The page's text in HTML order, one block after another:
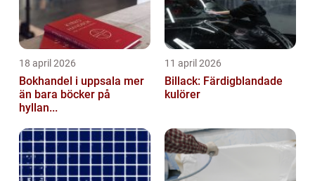
18 april 2026
Bokhandel i uppsala mer
än bara böcker på
hyllan...
11 april 2026
Billack: Färdigblandade
kulörer